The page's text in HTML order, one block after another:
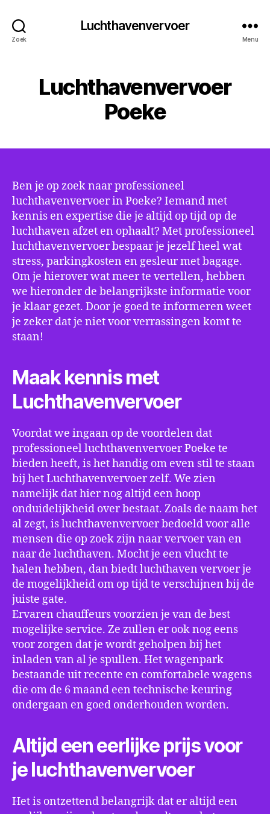
Zoek
Luchthavenvervoer
Menu
Luchthavenvervoer
Poeke
Ben je op zoek naar professioneel
luchthavenvervoer in Poeke? Iemand met
kennis en expertise die je altijd op tijd op de
luchthaven afzet en ophaalt? Met professioneel
luchthavenvervoer bespaar je jezelf heel wat
stress, parkingkosten en gesleur met bagage.
Om je hierover wat meer te vertellen, hebben
we hieronder de belangrijkste informatie voor
je klaar gezet. Door je goed te informeren weet
je zeker dat je niet voor verrassingen komt te
staan!
Maak kennis met
Luchthavenvervoer
Voordat we ingaan op de voordelen dat
professioneel luchthavenvervoer Poeke te
bieden heeft, is het handig om even stil te staan
bij het Luchthavenvervoer zelf. We zien
namelijk dat hier nog altijd een hoop
onduidelijkheid over bestaat. Zoals de naam het
al zegt, is luchthavenvervoer bedoeld voor alle
mensen die op zoek zijn naar vervoer van en
naar de luchthaven. Mocht je een vlucht te
halen hebben, dan biedt luchthaven vervoer je
de mogelijkheid om op tijd te verschijnen bij de
juiste gate.
Ervaren chauffeurs voorzien je van de best
mogelijke service. Ze zullen er ook nog eens
voor zorgen dat je wordt geholpen bij het
inladen van al je spullen. Het wagenpark
bestaande uit recente en comfortabele wagens
die om de 6 maand een technische keuring
ondergaan en goed onderhouden worden.
Altijd een eerlijke prijs voor
je luchthavenvervoer
Het is ontzettend belangrijk dat er altijd een